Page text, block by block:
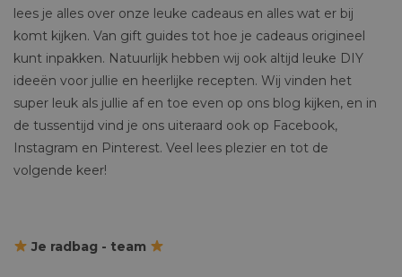
lees je alles over onze leuke cadeaus en alles wat er bij
komt kijken. Van gift guides tot hoe je cadeaus origineel
kunt inpakken. Natuurlijk hebben wij ook altijd leuke DIY
ideeën voor jullie en heerlijke recepten. Wij vinden het
super leuk als jullie af en toe even op ons blog kijken, en in
de tussentijd vind je ons uiteraard ook op Facebook,
Instagram en Pinterest. Veel lees plezier en tot de
volgende keer!
Je radbag - team